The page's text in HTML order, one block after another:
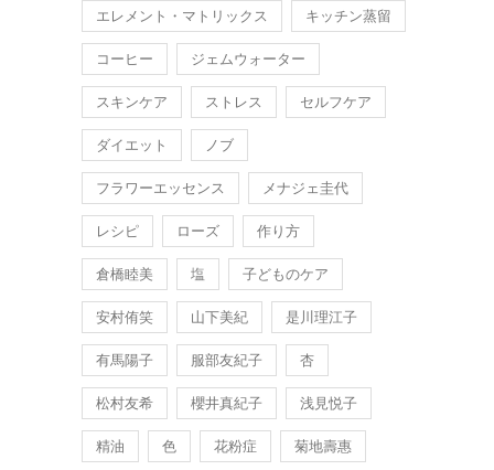
エレメント・マトリックス キッチン蒸留
コーヒー ジェムウォーター
スキンケア ストレス セルフケア
ダイエット ノブ
フラワーエッセンス メナジェ圭代
レシピ ローズ 作り方
倉橋睦美 塩 子どものケア
安村侑笑 山下美紀 是川理江子
有馬陽子 服部友紀子 杏
松村友希 櫻井真紀子 浅見悦子
精油 色 花粉症 菊地壽惠